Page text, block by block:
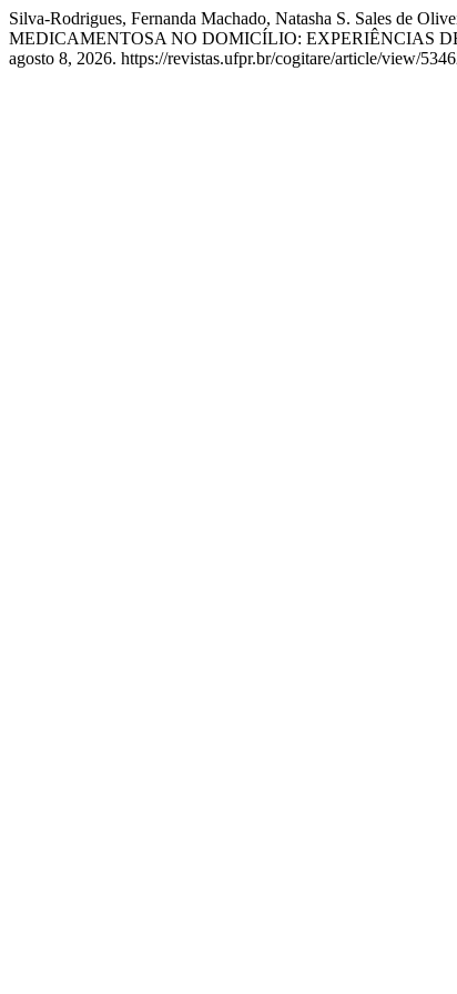
Silva-Rodrigues, Fernanda Machado, Natasha S. Sales de
MEDICAMENTOSA NO DOMICÍLIO: EXPERIÊNCIAS
agosto 8, 2026. https://revistas.ufpr.br/cogitare/article/view/